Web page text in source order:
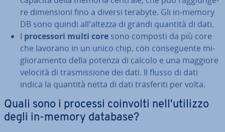
re di­men­sio­ni fino a diversi terabyte. Gli in-memory
DB sono quindi al­l'al­tez­za di grandi quantità di dati.
I pro­ces­so­ri multi core sono composti da più core
che lavorano in un unico chip, con con­se­guen­te mi­
glio­ra­men­to della potenza di calcolo e una maggiore
velocità di tra­smis­sio­ne dei dati. Il flusso di dati
indica la quantità netta di dati tra­sfe­ri­ti per volta.
Quali sono i processi coinvolti nel­l'u­ti­liz­zo
degli in-memory database?